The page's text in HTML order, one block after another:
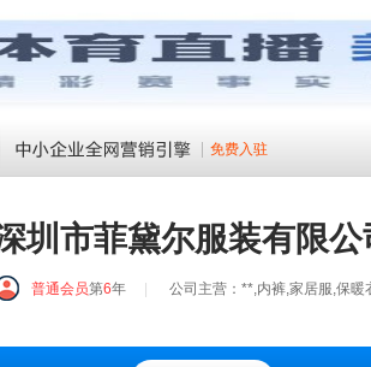
免费入驻
圳市菲黛尔服装有限公
普通会员第6年 公司主营：**,内裤,家居服,保暖